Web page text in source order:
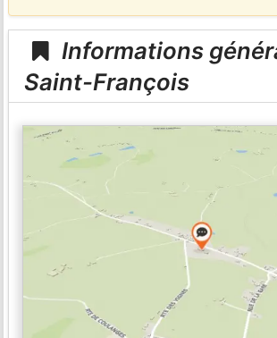
Informations
Saint-François